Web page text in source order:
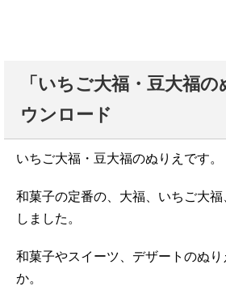
「いちご大福・豆大福
ウンロード
いちご大福・豆大福のぬりえです。
和菓子の定番の、大福、いちご大
しました。
和菓子やスイーツ、デザートのぬり
か。